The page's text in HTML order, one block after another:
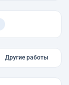
Другие работы